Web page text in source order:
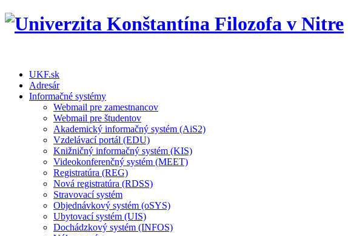
UKF.sk
Adresár
Informačné systémy
Webmail pre zamestnancov
Webmail pre študentov
Akademický informačný systém (AiS2)
Vzdelávací portál (EDU)
Knižničný informačný systém (KIS)
Videokonferenčný systém (MEET)
Registratúra (REG)
Nová registratúra (RDSS)
Stravovací systém
Objednávkový systém (oSYS)
Ubytovací systém (UIS)
Dochádzkový systém (INFOS)